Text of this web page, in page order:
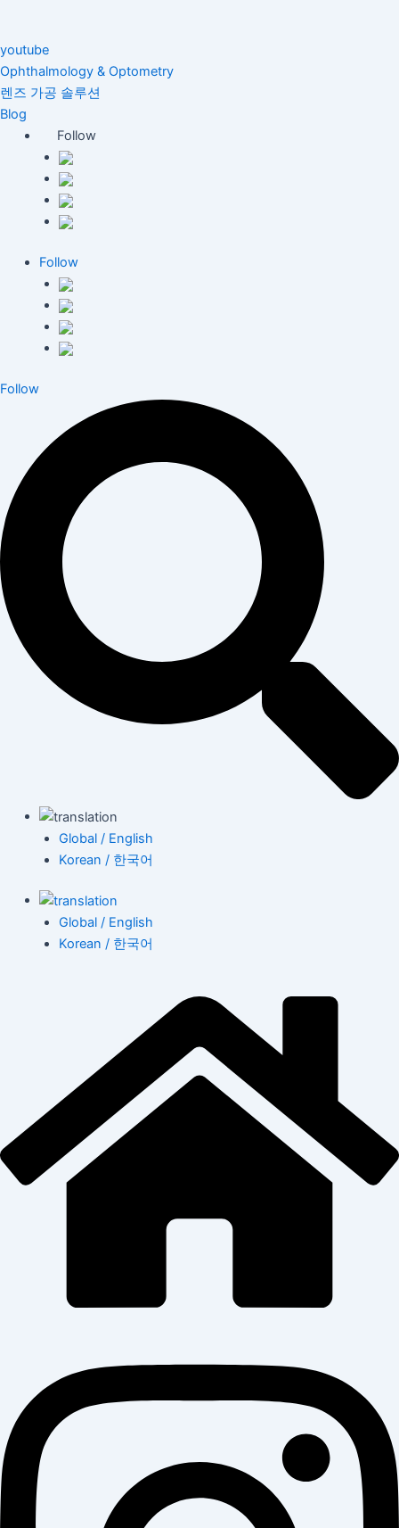
youtube
Ophthalmology & Optometry
렌즈 가공 솔루션
Blog
Follow
Follow
Follow
Global / English
Korean / 한국어
Global / English
Korean / 한국어